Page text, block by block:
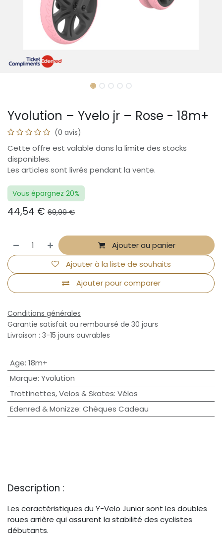
Yvolution – Yvelo jr – Rose - 18m+
(0 avis)
Cette offre est valable dans la limite des stocks
disponibles.
Les articles sont livrés pendant la vente.
Vous épargnez 20%
44,54 € 69,99€
Ajouter au panier
Ajouter pour comparer
Ajouter à la liste de souhaits
Conditions générales
Garantie satisfait ou remboursé de 30 jours
Livraison : 3-15 jours ouvrables
Age: 18m+
Marque: Yvolution
Trottinettes, Velos & Skates: Vélos
Edenred & Monizze: Chèques Cadeau
Description :
Les caractéristiques du Y-Velo Junior sont les doubles
roues arrière qui assurent la stabilité des cyclistes
débutants.